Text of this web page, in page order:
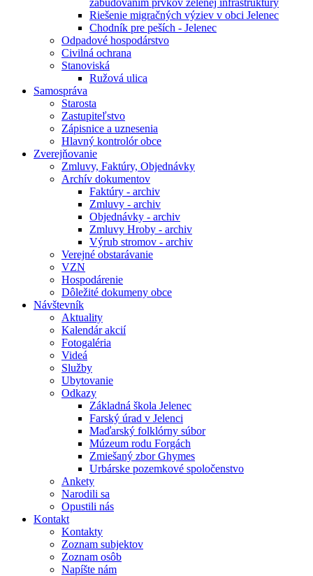
zabudovaním prvkov zelenej infraštruktúry
Riešenie migračných výziev v obci Jelenec
Chodník pre peších - Jelenec
Odpadové hospodárstvo
Civilná ochrana
Stanoviská
Ružová ulica
Samospráva
Starosta
Zastupiteľstvo
Zápisnice a uznesenia
Hlavný kontrolór obce
Zverejňovanie
Zmluvy, Faktúry, Objednávky
Archív dokumentov
Faktúry - archiv
Zmluvy - archiv
Objednávky - archiv
Zmluvy Hroby - archiv
Výrub stromov - archiv
Verejné obstarávanie
VZN
Hospodárenie
Dôležité dokumeny obce
Návštevník
Aktuality
Kalendár akcií
Fotogaléria
Videá
Služby
Ubytovanie
Odkazy
Základná škola Jelenec
Farský úrad v Jelenci
Maďarský folklórny súbor
Múzeum rodu Forgách
Zmiešaný zbor Ghymes
Urbárske pozemkové spoločenstvo
Ankety
Narodili sa
Opustili nás
Kontakt
Kontakty
Zoznam subjektov
Zoznam osôb
Napíšte nám